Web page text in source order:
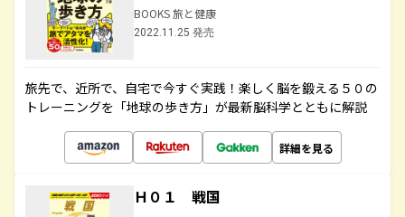
BOOKS 旅と健康
2022.11.25 発売
旅先で、近所で、自宅で今すぐ実践！楽しく脳を鍛える５０の
トレーニングを「地球の歩き方」が最新脳科学とともに解説
詳細を見る
Ｈ０１ 戦国